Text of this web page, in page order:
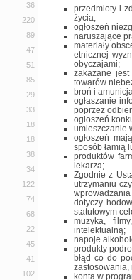
36
220
89
47
51
85
29
33
18
18
38
34
122
74
68
22
45
41
102
przedmioty i
życia;
ogłoszeń
naruszające
materiały
etnicznej
obyczajami;
zakazane
towarów
broń i
ogłaszanie
poprzez
ogłoszeń
umieszczanie
ogłoszeń
sposób łamią
produktów
lekarza;
Zgodnie z
utrzymaniu
dotyczy
statutowym
muzyka,
intelektualną;
napoje
produkty
błąd co do
zastosowania,
konta w